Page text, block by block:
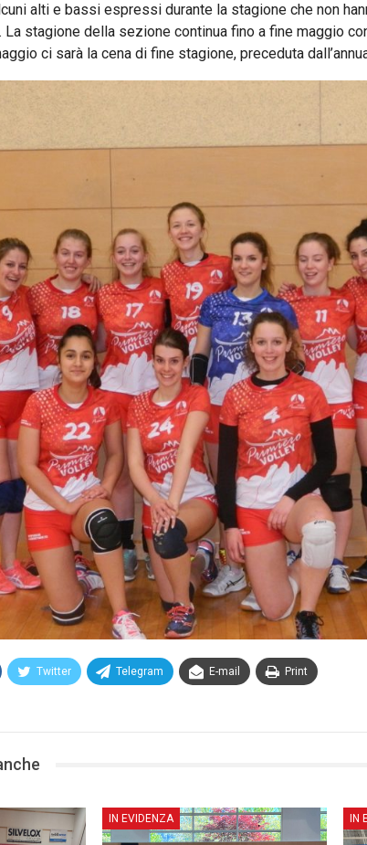
alti e bassi espressi durante la stagione che non
stagione della sezione continua fino a fine maggio
ci sarà la cena di fine stagione, preceduta
Twitter Telegram E-mail Print
IN EVIDENZA IN